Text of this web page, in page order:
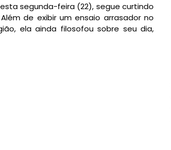
segunda-feira (22), segue curtindo
de exibir um ensaio arrasador no
ela ainda filosofou sobre seu dia,